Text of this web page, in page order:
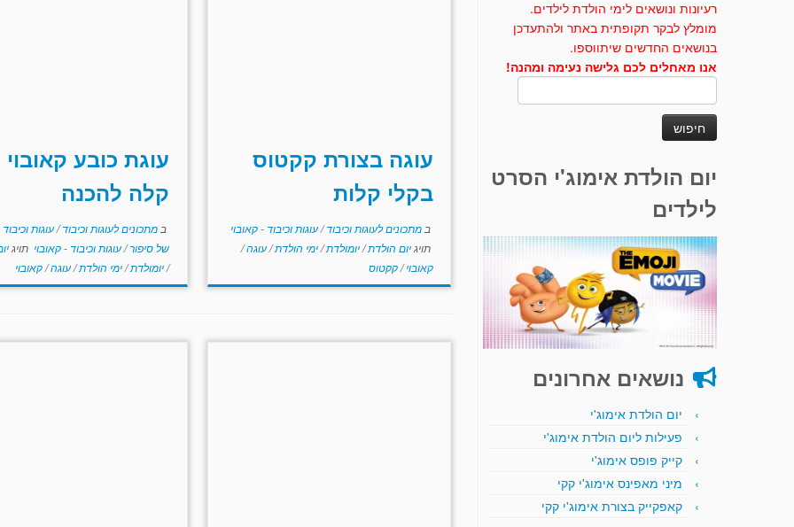
רעיונות ונושאים לימי הולדת לילדים.
מומלץ לבקר תקופתית באתר ולהתעדכן
בנושאים החדשים שיתווספו.
אנו מאחלים לכם גלישה נעימה ומהנה!
יום הולדת אימוג'י הסרט
לילדים
נושאים אחרונים
יום הולדת אימוג'י
פעילות ליום הולדת אימוג'י
קייק פופס אימוג'י
מיני מאפינס אימוג'י קקי
קאפקייק בצורת אימוג'י קקי
עוגה בצורת קקטוס
בקלי קלות
במתכונים לעוגות וכיבוד/עוגות וכיבוד - קאובוי
תויגיום הולדת/יומולדת/ימי הולדת/עוגה/
קאובוי/קקטוס
עוגת כובע קאובוי
קלה להכנה
ב מתכונים לעוגות וכיבוד/עוגות
של סיפור/עוגות וכיבוד - קאובוי תויג
/יומולדת/ימי הולדת/עוגה/קאובוי